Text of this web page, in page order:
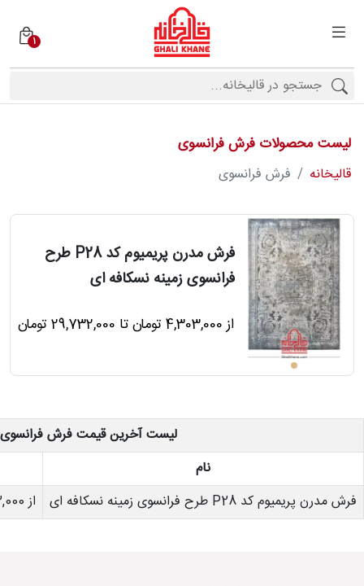
دسته
بندی
فرش
برندها
ها
1
لیست محصولات فرش فرانسوی
قالیخانه فرش فرانسوی
فرش مدرن پریمیوم کد P28 طرح
فرانسوی زمینه نسکافه ای
از 4,303,000 تومان تا 29,732,000 تومان
لیست آخرین قیمت فرش فرانسوی
نام
فرش مدرن پریمیوم کد P28 طرح فرانسوی زمینه نسکافه ای
از 4,303,000 تومان تا 29,732,000 تومان